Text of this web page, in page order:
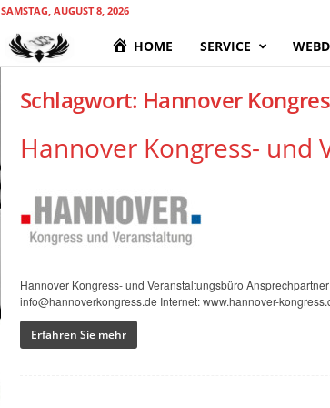
SAMSTAG, AUGUST 8, 2026
C
A
g
e
HOME SERVICE
Schlagwort: Hannover
Hannover Kongress- und
Hannover Kongress- und Veranstaltungsbüro
info@hannoverkongress.de Internet: www.hannover-
Erfahren Sie mehr